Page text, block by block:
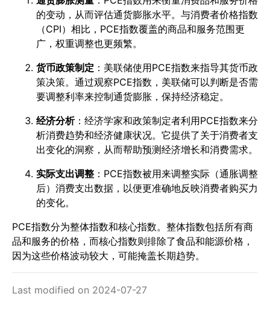
的变动，从而评估通货膨胀水平。与消费者价格指数
（CPI）相比，PCE指数覆盖的商品和服务范围更
广，权重调整也更频繁。
货币政策制定 ：美联储使用PCE指数来指导其货币政
策决策。通过观察PCE指数，美联储可以判断是否需
要调整利率来控制通货膨胀，保持经济稳定。
经济分析：经济学家和政策制定者利用PCE指数来分
析消费趋势和经济健康状况。它提供了关于消费者支
出变化的洞察，从而帮助预测经济增长和消费需求。
实际支出调整 ：PCE指数被用来调整实际（通胀调整
后）消费支出数据，以便更准确地反映消费者购买力
的变化。
PCE指数分为整体指数和核心指数。整体指数包括所有商
品和服务的价格，而核心指数则排除了食品和能源价格，
因为这些价格波动较大，可能掩盖长期趋势。
Last modified on 2024-07-27